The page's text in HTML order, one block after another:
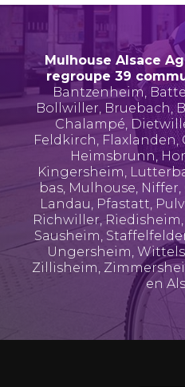
Mulhouse Alsace
regroupe 39
Bantzenheim,
Bollwiller, Bruebach,
Chalampé,
Feldkirch, Flaxlanden,
Heimsbrunn,
Kingersheim,
bas, Mulhouse, Niffer,
Landau, Pfastatt,
Richwiller, Riedisheim,
Sausheim,
Ungersheim,
Zillisheim,
en